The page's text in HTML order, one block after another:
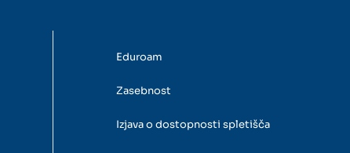
Eduroam
Zasebnost
Izjava o dostopnosti spletišča